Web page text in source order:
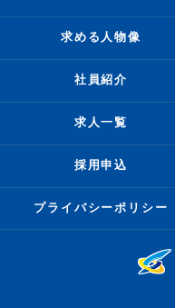
求める人物像
社員紹介
求人一覧
採用申込
プライバシーポリシー